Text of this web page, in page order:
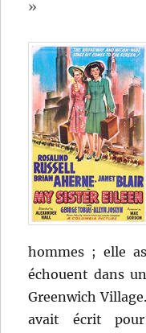
»
hommes ; elle
échouent dans
Greenwich
avait écrit